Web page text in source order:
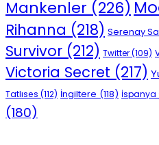
Mankenler (226)
Rihanna (218) Serenay
Survivor (212) Twitter(109)
Victoria Secret (217)
Tatlıses (112) İngiltere (118) İspanya
(180)